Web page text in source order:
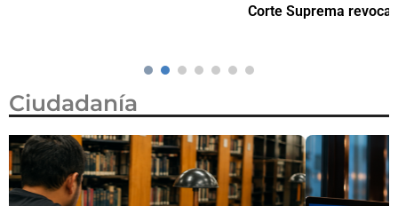
Corte Suprema revocara su primer intento
Ciudadanía